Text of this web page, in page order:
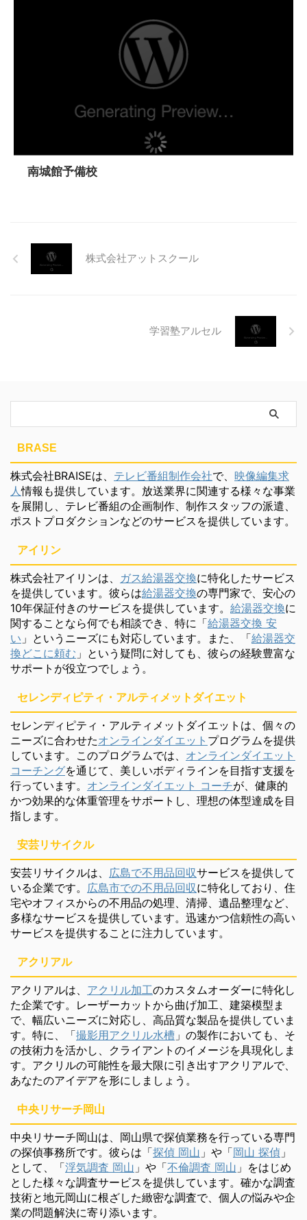
南城館予備校
株式会社アットスクール
学習塾アルセル
BRASE
株式会社BRAISEは、 テレビ番組制作会社で、 映像編集求
人情報も提供しています。放送業界に関連する様々な事業
を展開し、テレビ番組の企画制作、制作スタッフの派遣、
ポストプロダクションなどのサービスを提供しています。
アイリン
株式会社アイリンは、 ガス給湯器交換に特化したサービス
を提供しています。彼らは給湯器交換の専門家で、安心の
10年保証付きのサービスを提供しています。 給湯器交換に
関することなら何でも相談でき、特に「給湯器交換 安
い 」というニーズにも対応しています。また、「給湯器交
換どこに頼む 」という疑問に対しても、彼らの経験豊富な
サポートが役立つでしょう。
セレンディピティ・アルティメットダイエット
セレンディピティ・アルティメットダイエットは、個々の
ニーズに合わせたオンラインダイエット プログラムを提供
しています。このプログラムでは、 オンラインダイエット
コーチングを通じて、美しいボディラインを目指す支援を
行っています。 オンラインダイエット コーチが、健康的
かつ効果的な体重管理をサポートし、理想の体型達成を目
指します。
安芸リサイクル
安芸リサイクルは、 広島で不用品回収サービスを提供して
いる企業です。 広島市での不用品回収に特化しており、住
宅やオフィスからの不用品の処理、清掃、遺品整理など、
多様なサービスを提供しています。迅速かつ信頼性の高い
サービスを提供することに注力しています。
アクリアル
アクリアルは、 アクリル加工のカスタムオーダーに特化し
た企業です。レーザーカットから曲げ加工、建築模型ま
で、幅広いニーズに対応し、高品質な製品を提供していま
す。特に、「撮影用アクリル水槽 」の製作においても、そ
の技術力を活かし、クライアントのイメージを具現化しま
す。アクリルの可能性を最大限に引き出すアクリアルで、
あなたのアイデアを形にしましょう。
中央リサーチ岡山
中央リサーチ岡山は、岡山県で探偵業務を行っている専門
の探偵事務所です。彼らは「探偵 岡山 」や「岡山 探偵 」
として、「浮気調査 岡山 」や「不倫調査 岡山 」をはじめ
とした様々な調査サービスを提供しています。確かな調査
技術と地元岡山に根ざした緻密な調査で、個人の悩みや企
業の問題解決に寄り添います。